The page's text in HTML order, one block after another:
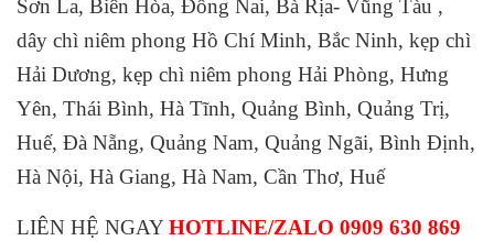
Sơn La, Biên Hòa, Đồng Nai, Bà Rịa- Vũng Tàu ,
dây chì niêm phong Hồ Chí Minh, Bắc Ninh, kẹp chì
Hải Dương, kẹp chì niêm phong Hải Phòng, Hưng
Yên, Thái Bình, Hà Tĩnh, Quảng Bình, Quảng Trị,
Huế, Đà Nẵng, Quảng Nam, Quảng Ngãi, Bình Định,
Hà Nội, Hà Giang, Hà Nam, Cần Thơ, Huế
LIÊN HỆ NGAYHOTLINE/ZALO 0909 630 869